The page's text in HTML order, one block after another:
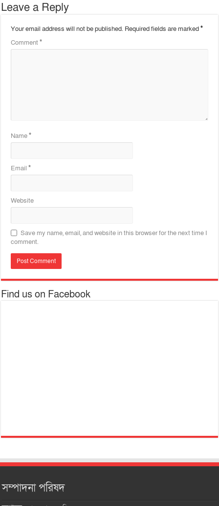
Leave a Reply
Your email address will not be published. Required fields are marked*
Comment*
Name*
Email*
Website
Save my name, email, and website in this browser for the next time I
comment.
Find us on Facebook
সম্পাদনা পরিষদ